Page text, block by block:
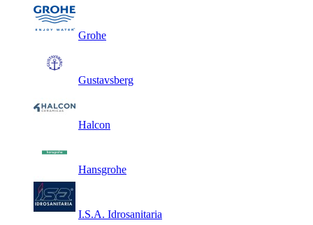
Grohe
Gustavsberg
Halcon
Hansgrohe
I.S.A. Idrosanitaria